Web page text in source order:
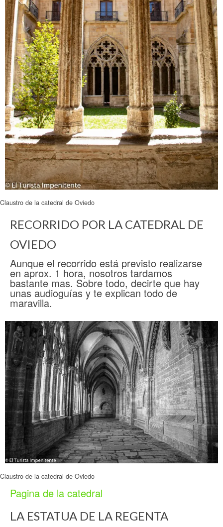
Claustro de la catedral de Oviedo
RECORRIDO POR LA CATEDRAL DE
OVIEDO
Aunque el recorrido está previsto realizarse
en aprox. 1 hora, nosotros tardamos
bastante mas. Sobre todo, decirte que hay
unas audioguías y te explican todo de
maravilla.
Claustro de la catedral de Oviedo
Pagina de la catedral
LA ESTATUA DE LA REGENTA